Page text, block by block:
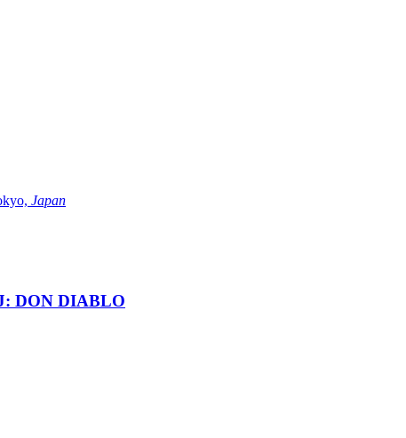
Japan
DON DIABLO